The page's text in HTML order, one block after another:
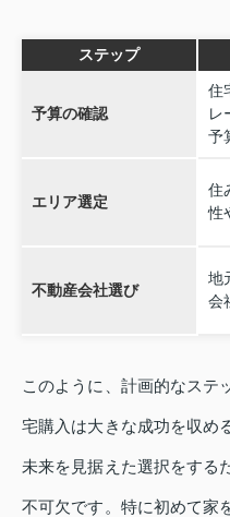
ステップ
予算の確認
住
レ
予
エリア選定
住
性
不動産会社選び
地
会
このように、計画的なステ
宅購入は大きな成功を収め
未来を見据えた選択をする
不可欠です。特に初めて家